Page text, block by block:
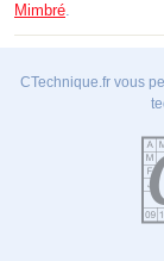
Mimbré.
CTechnique.fr vous